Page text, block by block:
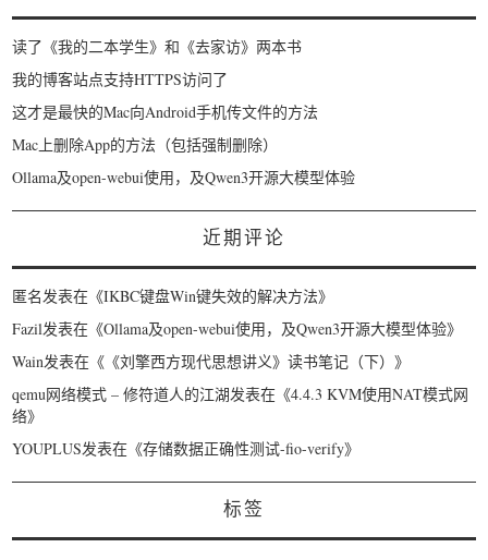
读了《我的二本学生》和《去家访》两本书
我的博客站点支持HTTPS访问了
这才是最快的Mac向Android手机传文件的方法
Mac上删除App的方法（包括强制删除）
Ollama及open-webui使用，及Qwen3开源大模型体验
近期评论
匿名发表在《IKBC键盘Win键失效的解决方法》
Fazil发表在《Ollama及open-webui使用，及Qwen3开源大模型体验》
Wain发表在《 《刘擎西方现代思想讲义》读书笔记（下）》
qemu网络模式 – 修符道人的江湖发表在《4.4.3 KVM使用NAT模式网
络》
YOUPLUS发表在《存储数据正确性测试-fio-verify》
标签